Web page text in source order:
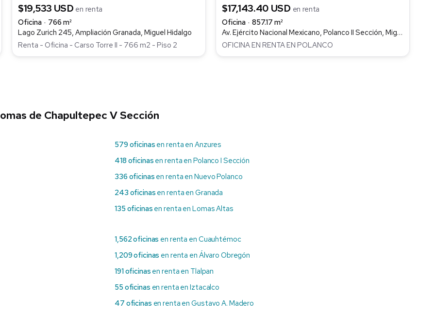
$19,533 USD en renta
Oficina
766 m²
Lago Zurich 245, Ampliación Granada, Miguel Hidalgo
Renta - Oficina - Carso Torre II - 766 m2 - Piso 2
$17,143.40 USD en renta
Oficina
857.17 m²
Av. Ejército Nacional Mexicano, Polanco II Sección, Miguel Hidalgo
OFICINA EN RENTA EN POLANCO
de Chapultepec V Sección
579 oficinas en renta en Anzures
418 oficinas en renta en Polanco I Sección
336 oficinas en renta en Nuevo Polanco
243 oficinas en renta en Granada
135 oficinas en renta en Lomas Altas
1,562 oficinas en renta en Cuauhtémoc
1,209 oficinas en renta en Álvaro Obregón
191 oficinas en renta en Tlalpan
55 oficinas en renta en Iztacalco
47 oficinas en renta en Gustavo A. Madero